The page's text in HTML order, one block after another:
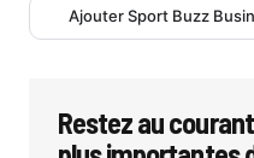
Ajouter Sport Buzz
Restez au